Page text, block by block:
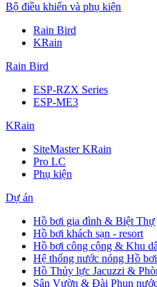
Bộ điều khiển và phụ kiện
Rain Bird
KRain
Rain Bird
ESP-RZX Series
ESP-ME3
KRain
SiteMaster KRain
Pro LC
Phụ kiện
Dự án
Hồ bơi gia đình & Biệt Thự
Hồ bơi khách sạn - resort
Hồ bơi công cộng & Khu
Hệ thống nước nóng Hồ
Hồ Thủy lực Jacuzzi &
Sân Vườn & Đài Phun